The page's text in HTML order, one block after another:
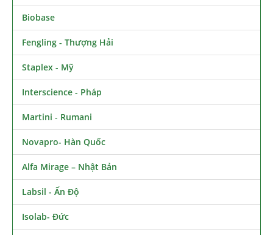
Biobase
Fengling - Thượng Hải
Staplex - Mỹ
Interscience - Pháp
Martini - Rumani
Novapro- Hàn Quốc
Alfa Mirage – Nhật Bản
Labsil - Ấn Độ
Isolab- Đức